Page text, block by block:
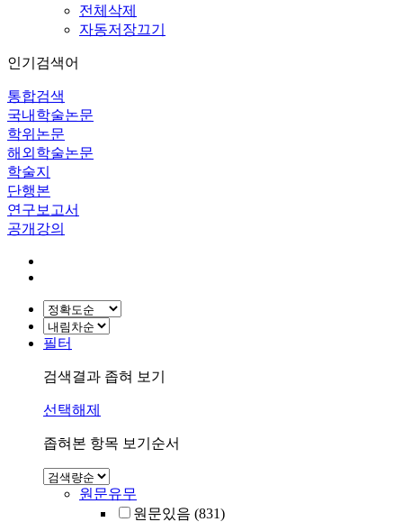
전체삭제
자동저장끄기
인기검색어
통합검색
국내학술논문
학위논문
해외학술논문
학술지
단행본
연구보고서
공개강의
필터
검색결과 좁혀 보기
선택해제
좁혀본 항목 보기순서
원문유무
원문있음 (831)